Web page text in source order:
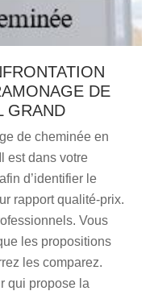
DE
GRAND
de cheminée en
est dans votre
d’identifier le
rapport qualité-prix.
Vous
les propositions
les comparez.
qui propose la